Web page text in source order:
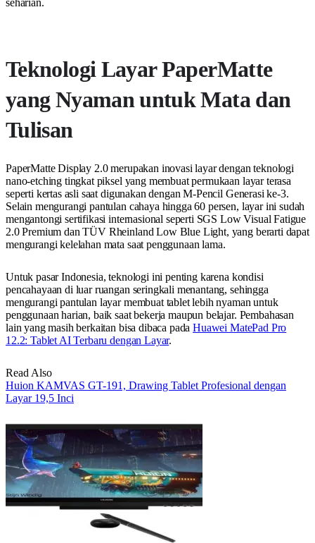
seharian.
Teknologi Layar PaperMatte
yang Nyaman untuk Mata dan
Tulisan
PaperMatte Display 2.0 merupakan inovasi layar dengan teknologi
nano-etching tingkat piksel yang membuat permukaan layar terasa
seperti kertas asli saat digunakan dengan M-Pencil Generasi ke-3.
Selain mengurangi pantulan cahaya hingga 60 persen, layar ini sudah
mengantongi sertifikasi internasional seperti SGS Low Visual Fatigue
2.0 Premium dan TÜV Rheinland Low Blue Light, yang berarti dapat
mengurangi kelelahan mata saat penggunaan lama.
Untuk pasar Indonesia, teknologi ini penting karena kondisi
pencahayaan di luar ruangan seringkali menantang, sehingga
mengurangi pantulan layar membuat tablet lebih nyaman untuk
penggunaan harian, baik saat bekerja maupun belajar. Pembahasan
lain yang masih berkaitan bisa dibaca padaHuawei MatePad Pro
12.2: Tablet AI Terbaru dengan Layar.
Read Also
Huion KAMVAS GT-191, Drawing Tablet Profesional dengan
Layar 19,5 Inci